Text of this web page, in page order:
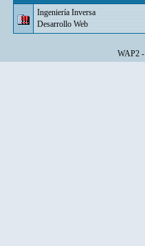
Ingeniería Inversa
Desarrollo Web
WAP2-